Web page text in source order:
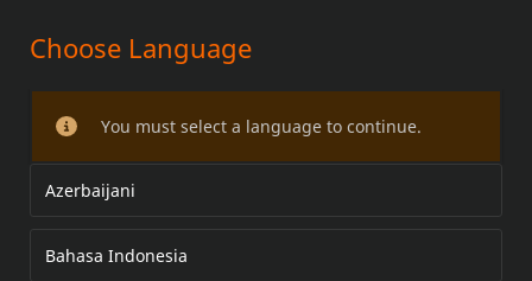
PROTECTION DE MOTEUR
TRONQUÉE
Choose Language
You must select a language to continue.
Azerbaijani
Bahasa Indonesia